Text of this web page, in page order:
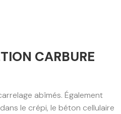
CARBURE
abîmés. Également
le crépi, le béton cellulaire